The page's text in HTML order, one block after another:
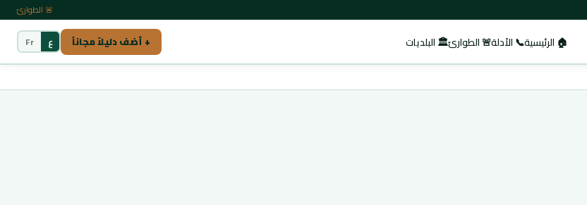
🚨 الطوارئ
🏠 الرئيسية📞 الأدلة🚨 الطوارئ🏛️ البلديات + أضف دليلاً مجاناً ع Fr